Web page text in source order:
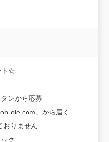
ト☆
ンから応募
ole.com」から届く
りません
ク